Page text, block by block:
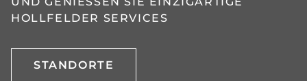
OLLFELDER SERVICES
STANDORTE